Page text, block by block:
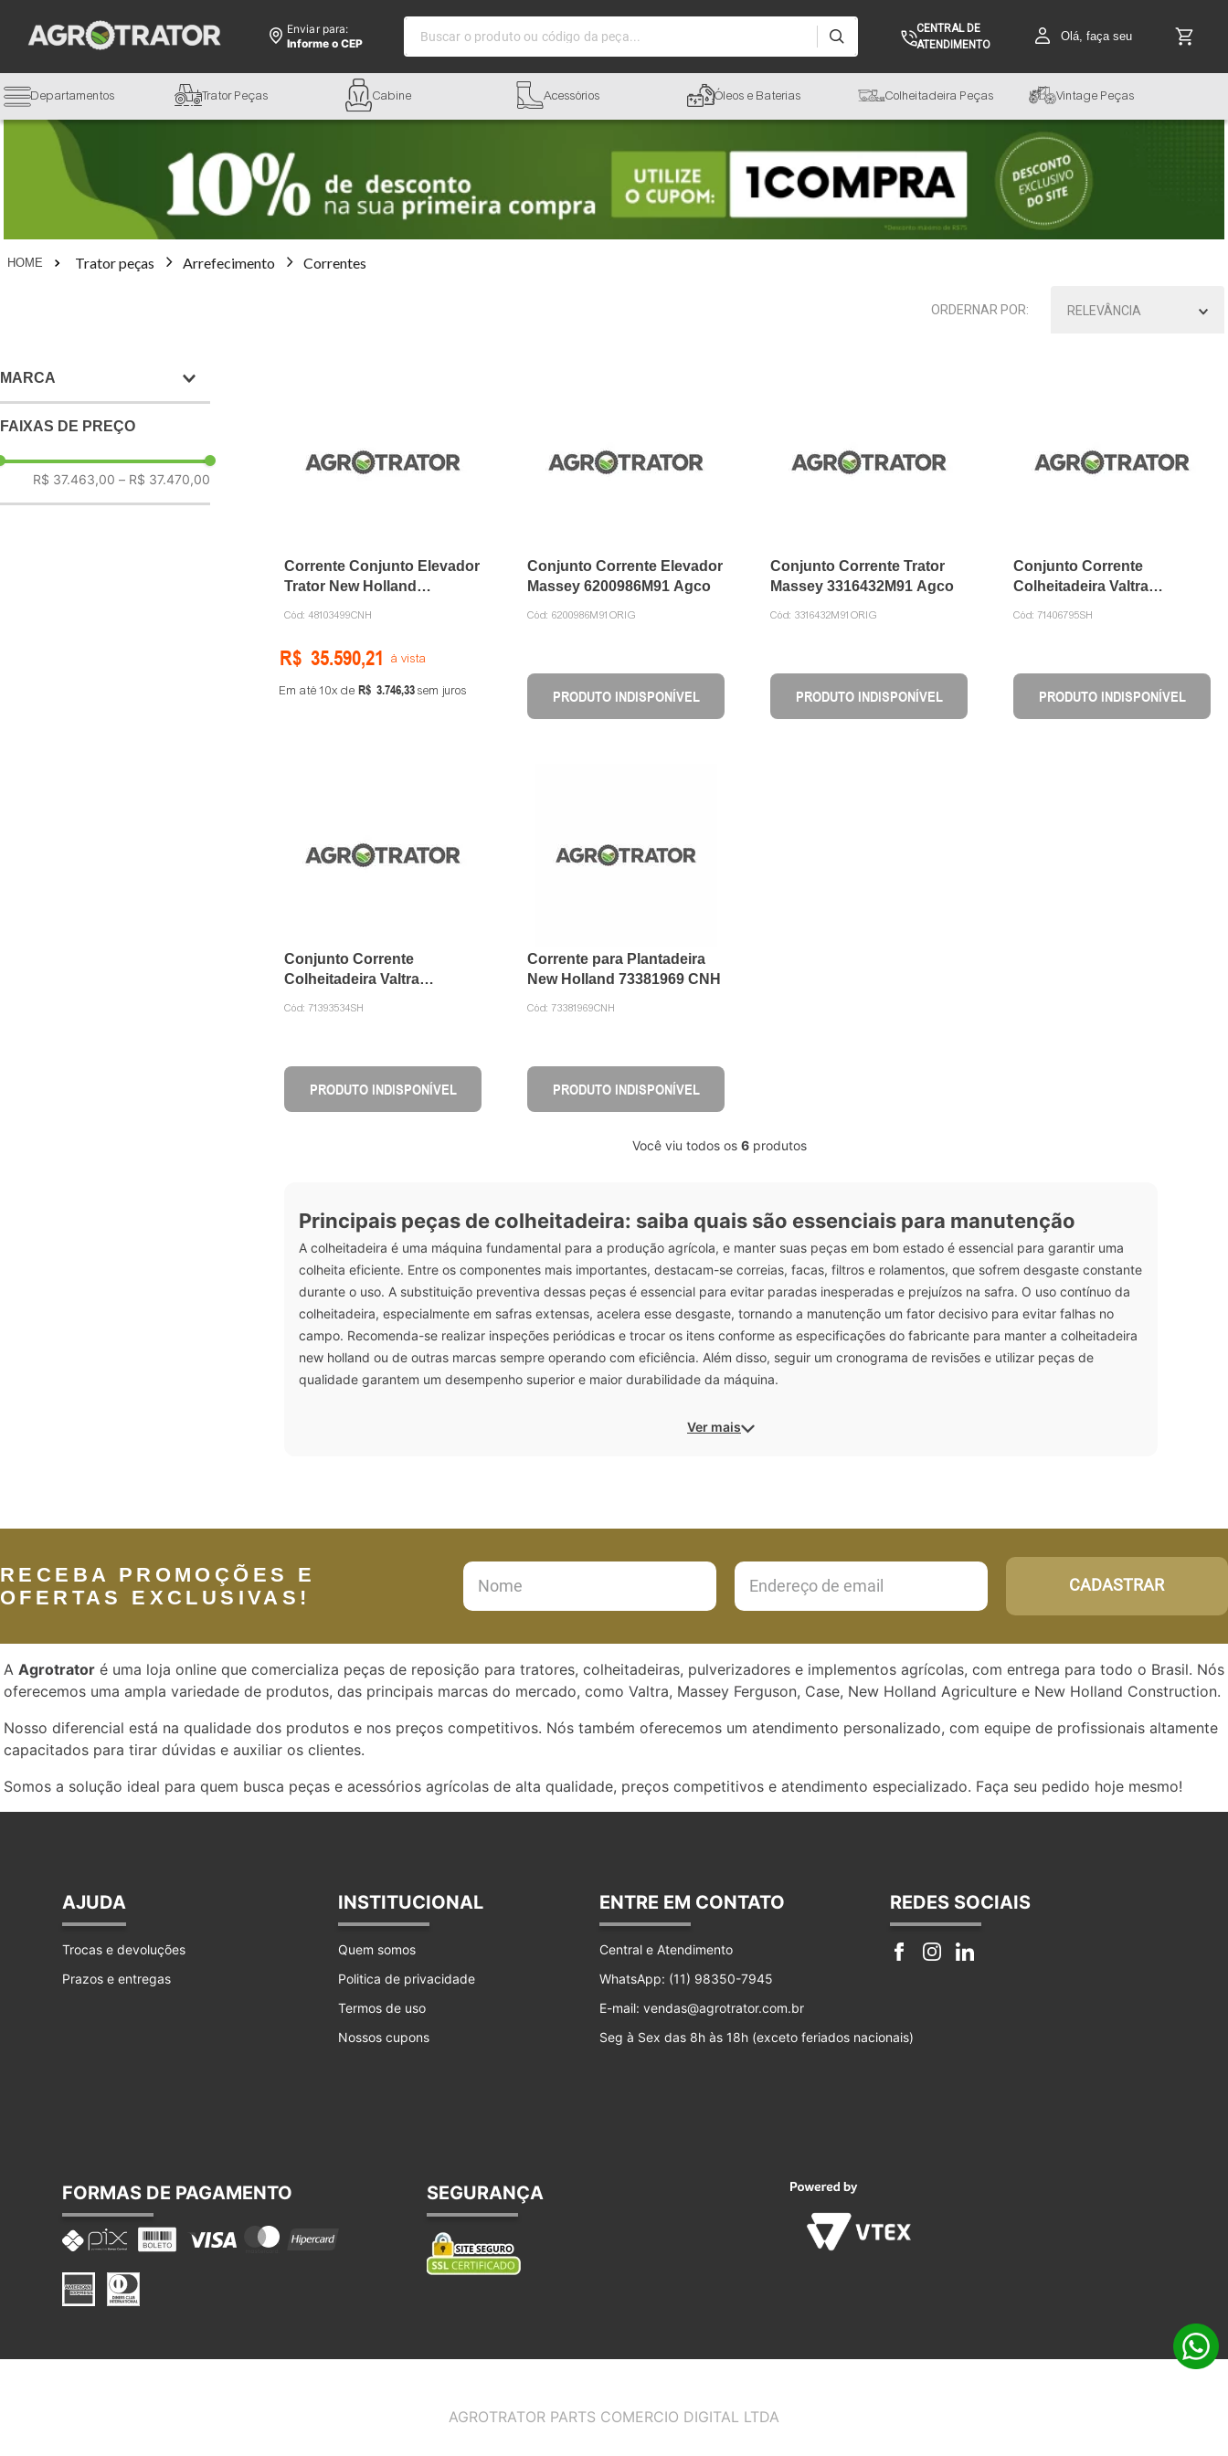
Enviar para:
Informe o CEP
Buscar o produto ou código da peça...
CENTRAL DE
ATENDIMENTO
Olá, faça seu
Departamentos Trator Peças Cabine Acessórios Óleos e Baterias Colheitadeira Peças Vintage Peças
Trator peças Arrefecimento Correntes
RELEVÂNCIA
MARCA
DVS
AGCO
FAIXAS DE PREÇO
R$ 37.463,00 – R$ 37.470,00
Corrente Conjunto Elevador
Trator New Holland
Cód:48103499CNH
R$ 35.590,21 à vista
Em até10 de R$ 3.746,33sem juros
Conjunto Corrente Elevador
Massey 6200986M91 Agco
Cód: 6200986M91ORIG
PRODUTO INDISPONÍVEL
Conjunto Corrente Trator
Massey 3316432M91 Agco
Cód: 3316432M91ORIG
PRODUTO INDISPONÍVEL
Conjunto Corrente
Colheitadeira Valtra
Cód: 71406795SH
PRODUTO INDISPONÍVEL
Conjunto Corrente
Colheitadeira Valtra
Cód: 71393534SH
PRODUTO INDISPONÍVEL
Corrente para Plantadeira
New Holland 73381969 CNH
Cód: 73381969CNH
PRODUTO INDISPONÍVEL
Você viu todos os 6produtos
Principais peças de colheitadeira: saiba quais são essenciais para manutenção
A colheitadeira é uma máquina fundamental para a produção agrícola, e manter suas peças em bom estado é essencial para garantir uma
colheita eficiente. Entre os componentes mais importantes, destacam-se correias, facas, filtros e rolamentos, que sofrem desgaste constante
durante o uso. A substituição preventiva dessas peças é essencial para evitar paradas inesperadas e prejuízos na safra. O uso contínuo da
colheitadeira, especialmente em safras extensas, acelera esse desgaste, tornando a manutenção um fator decisivo para evitar falhas no
campo. Recomenda-se realizar inspeções periódicas e trocar os itens conforme as especificações do fabricante para manter a colheitadeira
new holland ou de outras marcas sempre operando com eficiência. Além disso, seguir um cronograma de revisões e utilizar peças de
qualidade garantem um desempenho superior e maior durabilidade da máquina.
Ver mais
RECEBA PROMOÇÕES E
OFERTAS EXCLUSIVAS!
CADASTRAR
A Agrotrator é uma loja online que comercializa peças de reposição para tratores, colheitadeiras, pulverizadores e implementos agrícolas, com entrega para todo o Brasil. Nós
oferecemos uma ampla variedade de produtos, das principais marcas do mercado, como Valtra, Massey Ferguson, Case, New Holland Agriculture e New Holland Construction.
Nosso diferencial está na qualidade dos produtos e nos preços competitivos. Nós também oferecemos um atendimento personalizado, com equipe de profissionais altamente
capacitados para tirar dúvidas e auxiliar os clientes.
Somos a solução ideal para quem busca peças e acessórios agrícolas de alta qualidade, preços competitivos e atendimento especializado. Faça seu pedido hoje mesmo!
AJUDA
Trocas e devoluções
Prazos e entregas
INSTITUCIONAL
Quem somos
Politica de privacidade
Termos de uso
Nossos cupons
ENTRE EM CONTATO
Central e Atendimento
WhatsApp: (11) 98350-7945
E-mail: vendas@agrotrator.com.br
Seg à Sex das 8h às 18h (exceto feriados nacionais)
REDES SOCIAIS
FORMAS DE PAGAMENTO SEGURANÇA
AGROTRATOR PARTS COMERCIO DIGITAL LTDA